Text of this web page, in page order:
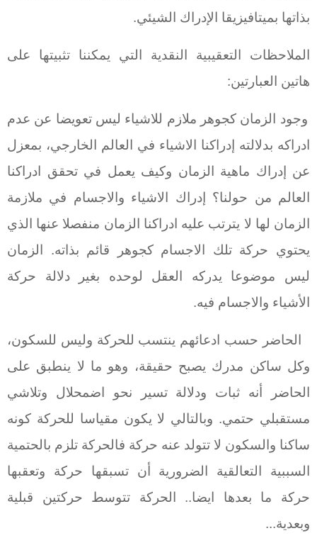
بذاتها بميتافيزيقا الإدراك الشيئي.
الملاحظات التعقيبية النقدية التي يمكننا تثبيتها على
هاتين العبارتين:
وجود الزمان كجوهر ملازم للاشياء ليس تعويضا عن عدم
ادراكه بدلالته إدراكنا الاشياء في العالم الخارجي، بمعزل
عن إدراك ماهية الزمان وكيف يعمل في تحقق ادراكنا
العالم من حولنا؟ إدراك الاشياء والاجسام في ملازمة
الزمان لها لا يترتب عليه ادراكنا الزمان منفصلا عنها الذي
يحتوي حركة تلك الاجسام كجوهر قائم بذاته. الزمان
ليس موضوعا يدركه العقل لوحده بغير دلالة حركة
الأشياء والاجسام فيه.
الحاضر حسب ادعائهم ينتسب للحركة وليس للسكون،
وكل ساكن مدرك يصبح حقيقة، وهو ما لا ينطبق على
الحاضر أنه ثبات ودلالة تسير نحو اضمحلال وتلاشي
مستقبلي حتمي. وبالتالي لا يكون مقياسا للحركة كونه
ساكنا والسكون لا تتولد عنه حركة فالحركة تلزم بالحتمية
السببية التعالقية الضرورية أن تسبقها حركة وتعقبها
حركة ما بعدها ايضا.. الحركة تتوسط حركتين قبلية
وبعدية...